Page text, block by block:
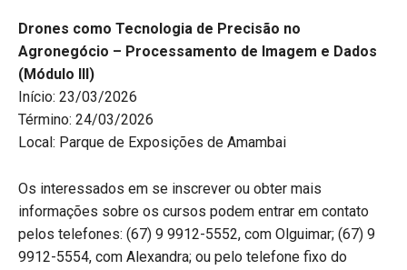
Drones como Tecnologia de Precisão no
Agronegócio – Processamento de Imagem e Dados
(Módulo III)
Início: 23/03/2026
Término: 24/03/2026
Local: Parque de Exposições de Amambai
Os interessados em se inscrever ou obter mais
informações sobre os cursos podem entrar em contato
pelos telefones: (67) 9 9912-5552, com Olguimar; (67) 9
9912-5554, com Alexandra; ou pelo telefone fixo do